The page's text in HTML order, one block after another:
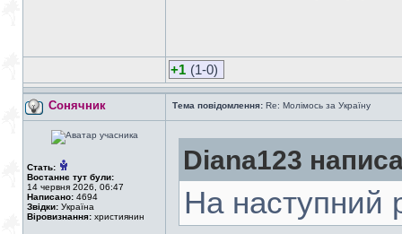
+1 (1-0)
Сонячник Тема повідомлення: Re: Молімось за Україну
Стать:
Востаннє тут були:
14 червня 2026, 06:47
Написано: 4694
Звідки: Україна
Віровизнання: християнин
Diana123
На наступний